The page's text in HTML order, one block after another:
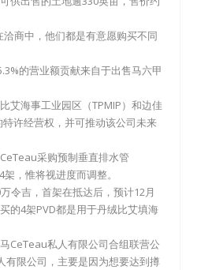
商中，他们都是有意愿购买不同
的营业额贡献来自于出售马六甲
艾海事工业园区（TPMIP）和边佳
许经营权，并可推动该公司未来
采购预制垂直排水管
架，惟将视进度而调整。
令吉，首架在抵达后，预计12月
的4架PVD都是用于丹绒比艾填海
CeTeau私人有限公司合组联营公
限公司，主要是因为想要达到撙